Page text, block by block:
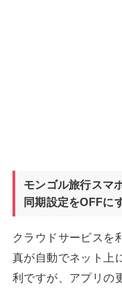
モンゴル旅行スマ
同期設定をOFFに
クラウドサービスを
真が自動でネット上
利ですが、アプリの